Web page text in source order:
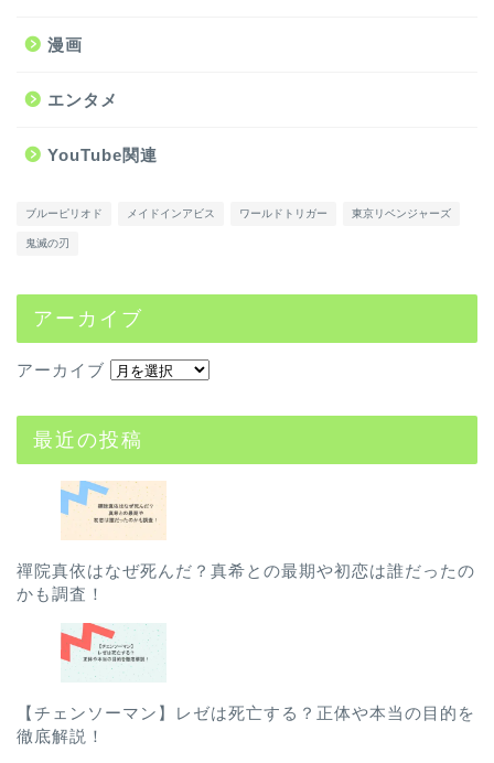
漫画
エンタメ
YouTube関連
ブルーピリオド メイドインアビス ワールドトリガー 東京リベンジャーズ
鬼滅の刃
アーカイブ
アーカイブ
最近の投稿
禪院真依はなぜ死んだ？真希との最期や初恋は誰だったの
かも調査！
【チェンソーマン】レゼは死亡する？正体や本当の目的を
徹底解説！